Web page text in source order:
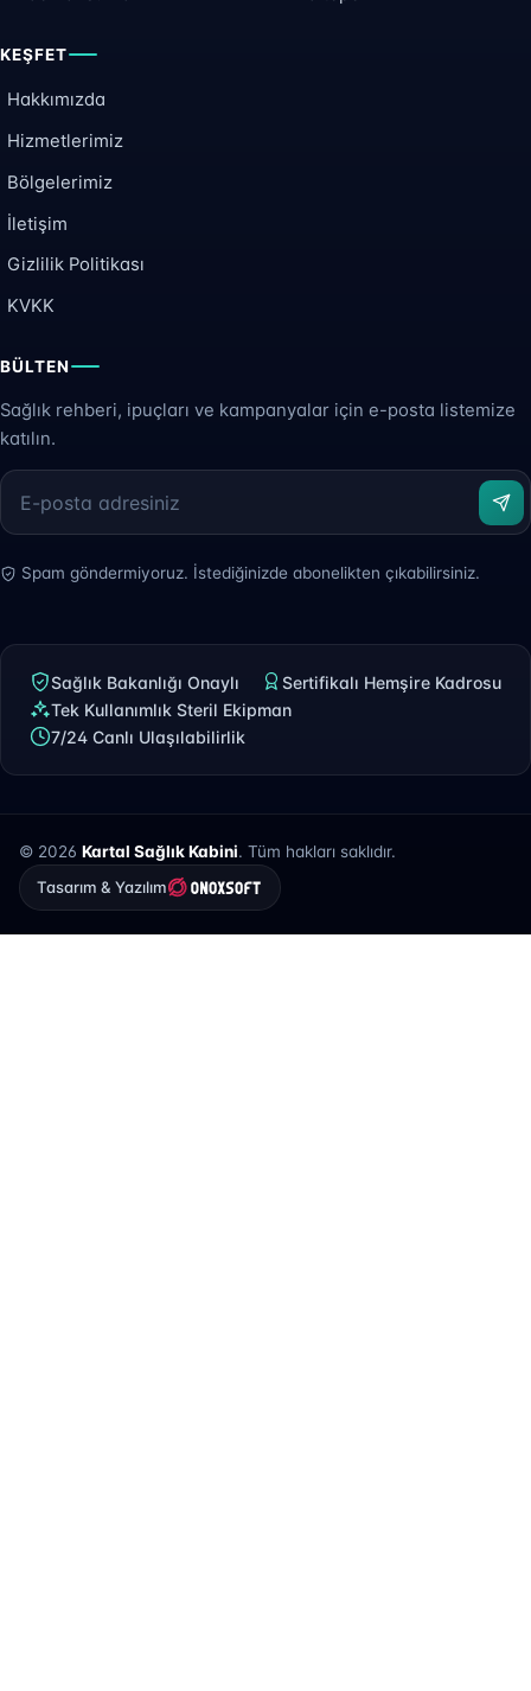
KEŞFET
Hakkımızda
Hizmetlerimiz
Bölgelerimiz
İletişim
Gizlilik Politikası
KVKK
BÜLTEN
Sağlık rehberi, ipuçları ve kampanyalar için e-posta listemize
katılın.
Spam göndermiyoruz. İstediğinizde abonelikten çıkabilirsiniz.
Sağlık Bakanlığı Onaylı
Sertifikalı Hemşire Kadrosu
Tek Kullanımlık Steril Ekipman
7/24 Canlı Ulaşılabilirlik
© 2026 Kartal Sağlık Kabini. Tüm hakları saklıdır.
Tasarım & Yazılım